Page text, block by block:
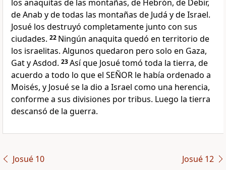
los anaquitas de las montañas, de Hebrón, de Debir,
de Anab y de todas las montañas de Judá y de Israel.
Josué los destruyó completamente junto con sus
ciudades. 22 Ningún anaquita quedó en territorio de
los israelitas. Algunos quedaron pero solo en Gaza,
Gat y Asdod. 23Así que Josué tomó toda la tierra, de
acuerdo a todo lo que el SEÑOR le había ordenado a
Moisés, y Josué se la dio a Israel como una herencia,
conforme a sus divisiones por tribus. Luego la tierra
descansó de la guerra.
Josué 10 Josué 12